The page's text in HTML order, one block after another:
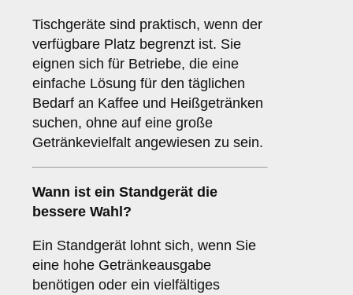
Tischgeräte sind praktisch, wenn der
verfügbare Platz begrenzt ist. Sie
eignen sich für Betriebe, die eine
einfache Lösung für den täglichen
Bedarf an Kaffee und Heißgetränken
suchen, ohne auf eine große
Getränkevielfalt angewiesen zu sein.
Wann ist ein Standgerät die
bessere Wahl?
Ein Standgerät lohnt sich, wenn Sie
eine hohe Getränkeausgabe
benötigen oder ein vielfältiges